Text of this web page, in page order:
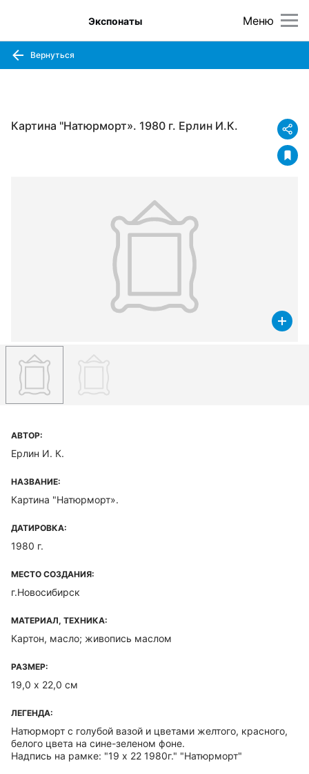
Меню
Экспонаты
Вернуться
Картина "Натюрморт». 1980 г. Ерлин И.К.
АВТОР:
Ерлин И. К.
НАЗВАНИЕ:
Картина "Натюрморт».
ДАТИРОВКА:
1980 г.
МЕСТО СОЗДАНИЯ:
г.Новосибирск
МАТЕРИАЛ, ТЕХНИКА:
Картон, масло; живопись маслом
РАЗМЕР:
19,0 х 22,0 см
ЛЕГЕНДА:
Натюрморт с голубой вазой и цветами желтого, красного,
белого цвета на сине-зеленом фоне.
Надпись на рамке: "19 х 22 1980г." "Натюрморт"